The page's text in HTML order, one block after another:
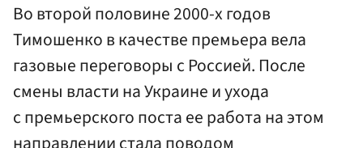
Во второй половине 2000-х годов
Тимошенко в качестве премьера вела
газовые переговоры с Россией. После
смены власти на Украине и ухода
с премьерского поста ее работа на этом